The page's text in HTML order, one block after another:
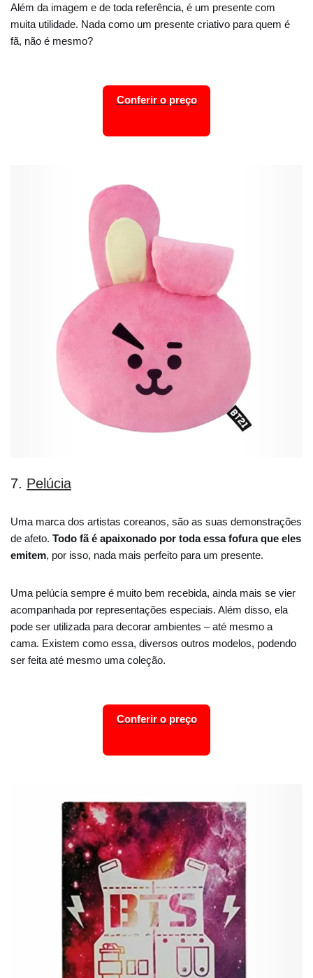
Além da imagem e de toda referência, é um presente com
muita utilidade. Nada como um presente criativo para quem é
fã, não é mesmo?
Conferir o preço
7. Pelúcia
Uma marca dos artistas coreanos, são as suas demonstrações
de afeto. Todo fã é apaixonado por toda essa fofura que eles
emitem, por isso, nada mais perfeito para um presente.
Uma pelúcia sempre é muito bem recebida, ainda mais se vier
acompanhada por representações especiais. Além disso, ela
pode ser utilizada para decorar ambientes – até mesmo a
cama. Existem como essa, diversos outros modelos, podendo
ser feita até mesmo uma coleção.
Conferir o preço